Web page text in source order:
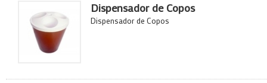
Dispensador de Copos
Dispensador de Copos